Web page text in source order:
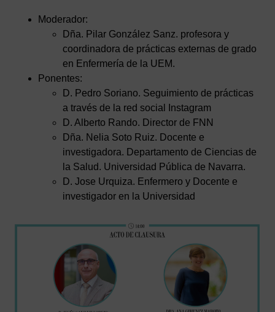
Moderador:
Dña. Pilar González Sanz. profesora y
coordinadora de prácticas externas de grado
en Enfermería de la UEM.
Ponentes:
D. Pedro Soriano. Seguimiento de prácticas
a través de la red social Instagram
D. Alberto Rando. Director de FNN
Dña. Nelia Soto Ruiz. Docente e
investigadora. Departamento de Ciencias de
la Salud. Universidad Pública de Navarra.
D. Jose Urquiza. Enfermero y Docente e
investigador en la Universidad